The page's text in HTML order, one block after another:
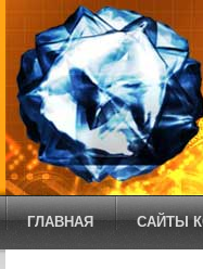
ГЛАВНАЯ САЙТЫ